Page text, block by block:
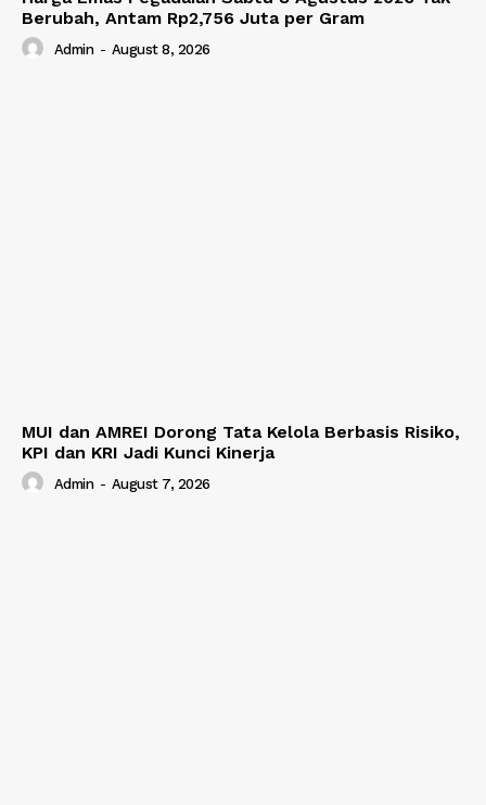
Berubah, Antam Rp2,756 Juta per Gram
Admin - August 8, 2026
MUI dan AMREI Dorong Tata Kelola Berbasis Risiko,
KPI dan KRI Jadi Kunci Kinerja
Admin - August 7, 2026